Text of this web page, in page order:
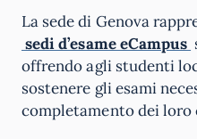
La sede di Genova
sedi d’esame eCampus
offrendo agli studenti
sostenere gli esami
completamento dei loro